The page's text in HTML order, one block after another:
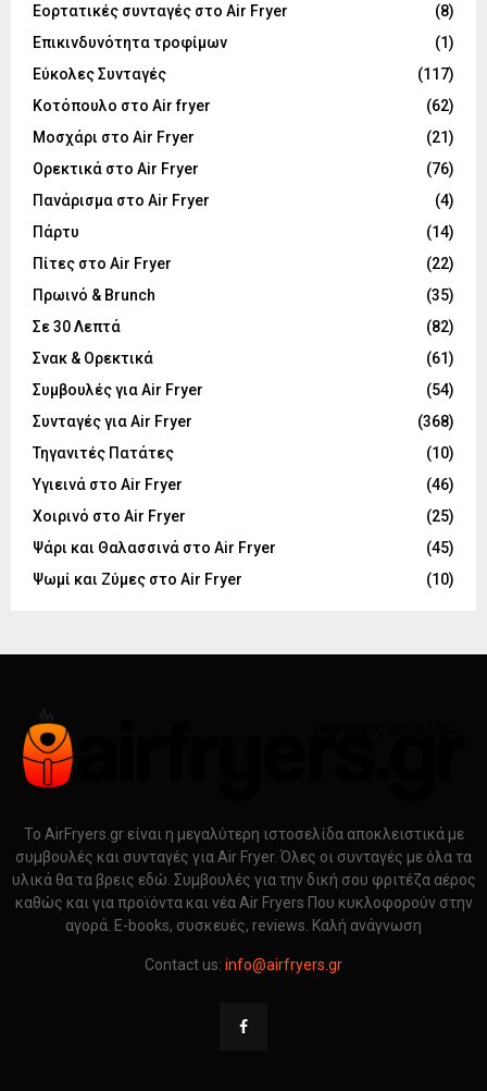
Εορτατικές συνταγές στο Air Fryer
(8)
Επικινδυνότητα τροφίμων
(1)
Εύκολες Συνταγές
(117)
Κοτόπουλο στο Air fryer
(62)
Μοσχάρι στο Air Fryer
(21)
Ορεκτικά στο Air Fryer
(76)
Πανάρισμα στο Air Fryer
(4)
Πάρτυ
(14)
Πίτες στο Air Fryer
(22)
Πρωινό & Brunch
(35)
Σε 30 Λεπτά
(82)
Σνακ & Ορεκτικά
(61)
Συμβουλές για Air Fryer
(54)
Συνταγές για Air Fryer
(368)
Τηγανιτές Πατάτες
(10)
Υγιεινά στο Air Fryer
(46)
Χοιρινό στο Air Fryer
(25)
Ψάρι και Θαλασσινά στο Air Fryer
(45)
Ψωμί και Ζύμες στο Air Fryer
(10)
Το AirFryers.gr είναι η μεγαλύτερη ιστοσελίδα αποκλειστικά με
συμβουλές και συνταγές για Air Fryer. Όλες οι συνταγές με όλα τα
υλικά θα τα βρεις εδώ. Συμβουλές για την δική σου φριτέζα αέρος
καθώς και για προϊόντα και νέα Air Fryers Που κυκλοφορούν στην
αγορά. E-books, συσκευές, reviews. Καλή ανάγνωση
Contact us: info@airfryers.gr